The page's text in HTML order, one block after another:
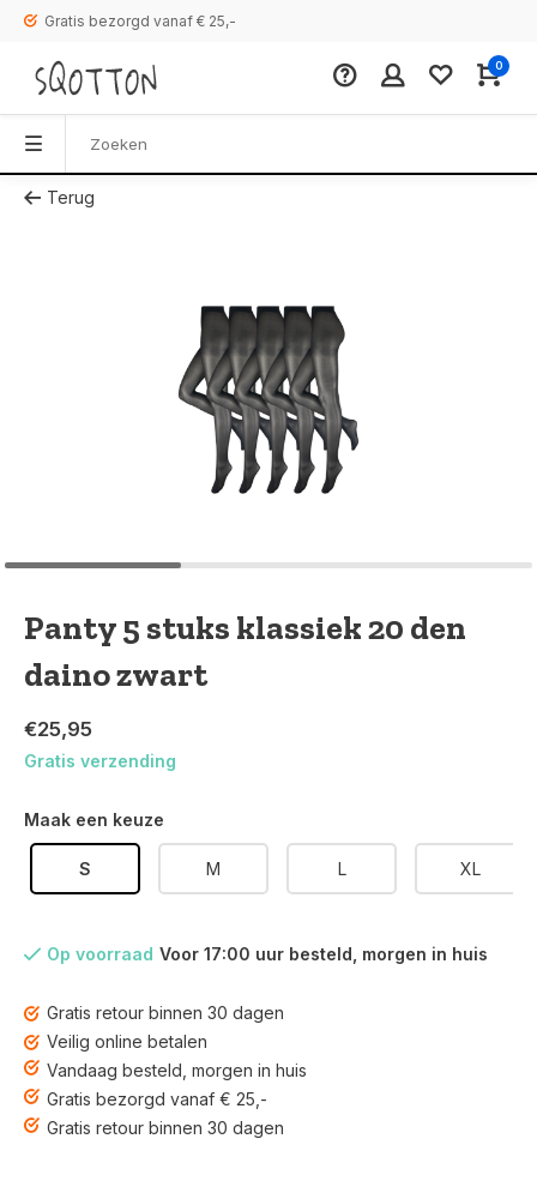
Gratis bezorgd vanaf € 25,-
0
Terug
Panty 5 stuks klassiek 20 den
daino zwart
€25,95
Gratis verzending
Maak een keuze
S M L XL
Op voorraad Voor 17:00 uur besteld, morgen in huis
Gratis retour binnen 30 dagen
Veilig online betalen
Vandaag besteld, morgen in huis
Gratis bezorgd vanaf € 25,-
Gratis retour binnen 30 dagen